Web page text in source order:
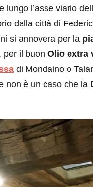
lungo l’asse viario
dalla città di
si annovera per la
per il buon Olio extra
di Mondaino o
non è un caso che la